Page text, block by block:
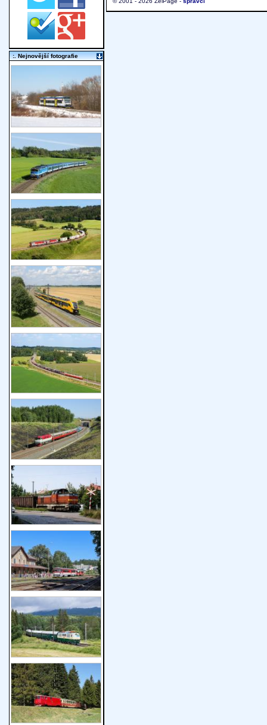
:. Nejnovější fotografie